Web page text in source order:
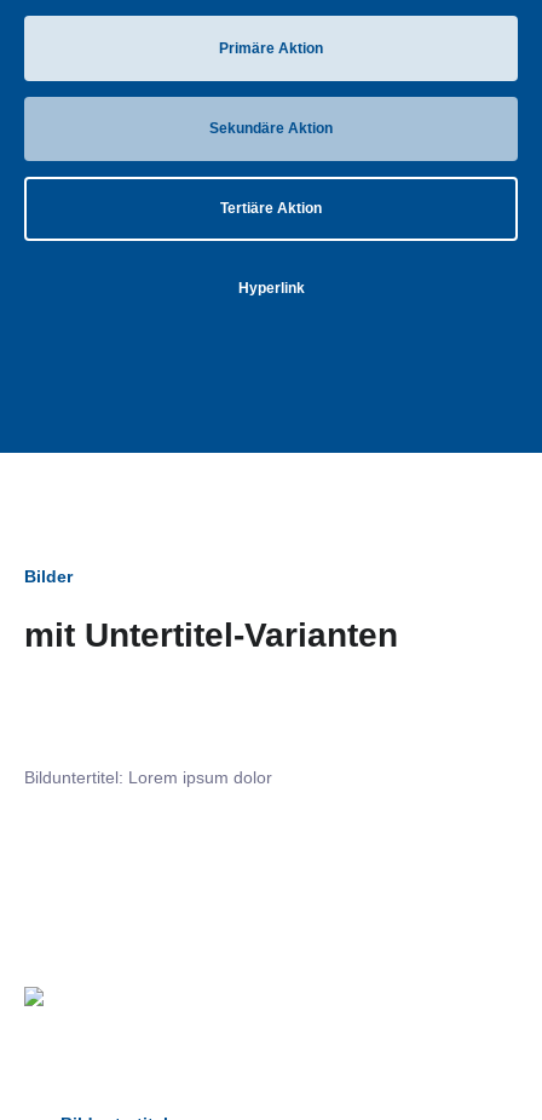
Primäre Aktion
Sekundäre Aktion
Tertiäre Aktion
Hyperlink
Bilder
mit Untertitel-Varianten
Bilduntertitel: Lorem ipsum dolor